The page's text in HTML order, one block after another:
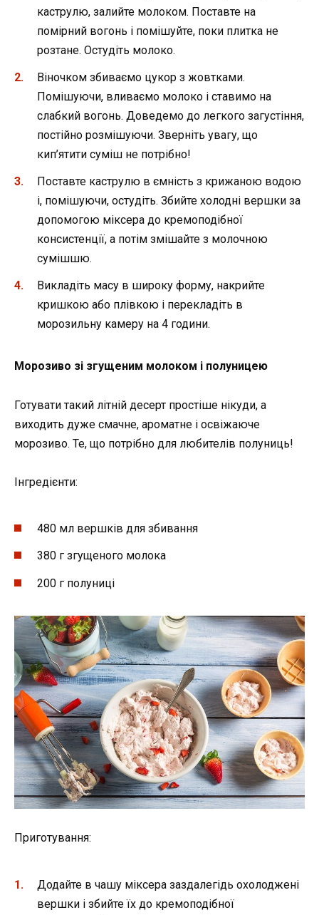
каструлю, залийте молоком. Поставте на
помірний вогонь і помішуйте, поки плитка не
розтане. Остудіть молоко.
Віночком збиваємо цукор з жовтками.
Помішуючи, вливаємо молоко і ставимо на
слабкий вогонь. Доведемо до легкого загустіння,
постійно розмішуючи. Зверніть увагу, що
кип’ятити суміш не потрібно!
Поставте каструлю в ємність з крижаною водою
і, помішуючи, остудіть. Збийте холодні вершки за
допомогою міксера до кремоподібної
консистенції, а потім змішайте з молочною
сумішшю.
Викладіть масу в широку форму, накрийте
кришкою або плівкою і перекладіть в
морозильну камеру на 4 години.
Морозиво зі згущеним молоком і полуницею
Готувати такий літній десерт простіше нікуди, а
виходить дуже смачне, ароматне і освіжаюче
морозиво. Те, що потрібно для любителів полуниць!
Інгредієнти:
480 мл вершків для збивання
380 г згущеного молока
200 г полуниці
Приготування:
Додайте в чашу міксера заздалегідь охолоджені
вершки і збийте їх до кремоподібної